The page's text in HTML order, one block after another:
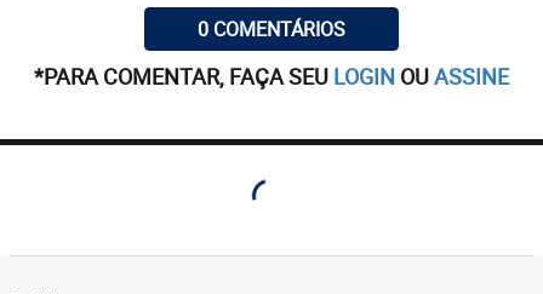
0 COMENTÁRIOS
*PARA COMENTAR, FAÇA SEU LOGIN OUASSINE